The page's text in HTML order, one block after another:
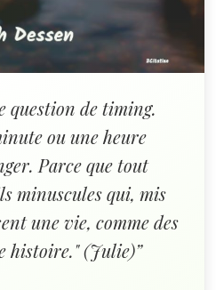
question de timing.
ou une heure
Parce que tout
minuscules qui, mis
une vie, comme des
histoire." (Julie)”